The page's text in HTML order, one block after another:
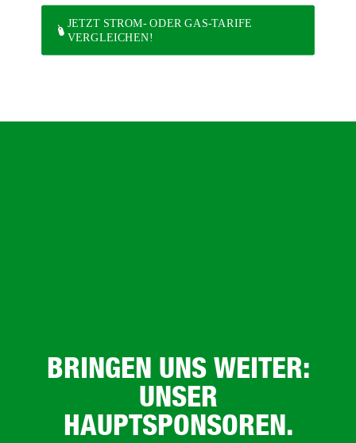
JETZT STROM- ODER GAS-TARIFE
VERGLEICHEN!
BRINGEN UNS WEITER:
UNSER
HAUPTSPONSOREN.